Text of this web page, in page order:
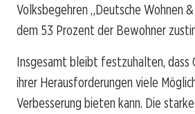
Volksbegehren „Deutsche Wohnen
dem 53 Prozent der Bewohner
Insgesamt bleibt festzuhalten,
ihrer Herausforderungen viele
Verbesserung bieten kann. Die